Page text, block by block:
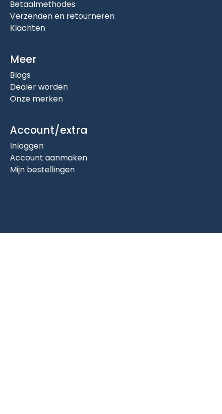
Betaalmethodes
Verzenden en retourneren
Klachten
Meer
Blogs
Dealer worden
Onze merken
Account/extra
Inloggen
Account aanmaken
Mijn bestellingen